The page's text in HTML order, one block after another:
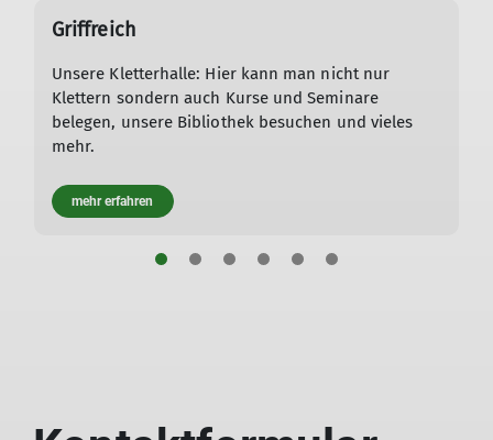
Griffreich
Unsere Kletterhalle: Hier kann man nicht nur
Klettern sondern auch Kurse und Seminare
belegen, unsere Bibliothek besuchen und vieles
mehr.
mehr erfahren